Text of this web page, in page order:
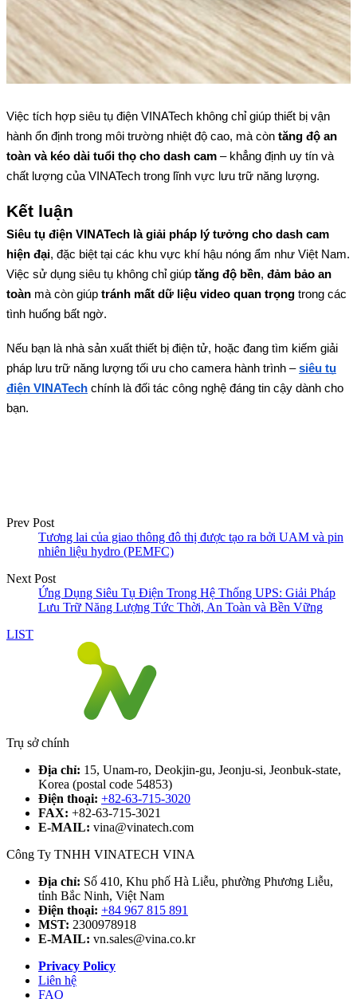
Việc tích hợp siêu tụ điện VINATech không chỉ giúp thiết bị vận
hành ổn định trong môi trường nhiệt độ cao, mà còn tăng độ an
toàn và kéo dài tuổi thọ cho dash cam – khẳng định uy tín và
chất lượng của VINATech trong lĩnh vực lưu trữ năng lượng.
Siêu tụ điện VINATech là giải pháp lý tưởng cho dash cam
hiện đại, đặc biệt tại các khu vực khí hậu nóng ẩm như Việt Nam.
Việc sử dụng siêu tụ không chỉ giúp tăng độ bền, đảm bảo an
toàn mà còn giúp tránh mất dữ liệu video quan trọng trong các
tình huống bất ngờ.
Nếu bạn là nhà sản xuất thiết bị điện tử, hoặc đang tìm kiếm giải
pháp lưu trữ năng lượng tối ưu cho camera hành trình –siêu tụ
điện VINATech chính là đối tác công nghệ đáng tin cậy dành cho
bạn.
Prev Post
Tương lai của giao thông đô thị được tạo ra bởi UAM và pin
nhiên liệu hydro (PEMFC)
Next Post
Ứng Dụng Siêu Tụ Điện Trong Hệ Thống UPS: Giải Pháp
Lưu Trữ Năng Lượng Tức Thời, An Toàn và Bền Vững
LIST
Trụ sở chính
Địa chỉ: 15, Unam-ro, Deokjin-gu, Jeonju-si, Jeonbuk-state,
Korea (postal code 54853)
Điện thoại: +82-63-715-3020
FAX: +82-63-715-3021
E-MAIL: vina@vinatech.com
Công Ty TNHH VINATECH VINA
Địa chỉ: Số 410, Khu phố Hà Liễu, phường Phương Liễu,
tỉnh Bắc Ninh, Việt Nam
Điện thoại: +84 967 815 891
MST: 2300978918
E-MAIL: vn.sales@vina.co.kr
Privacy Policy
Liên hệ
FAQ